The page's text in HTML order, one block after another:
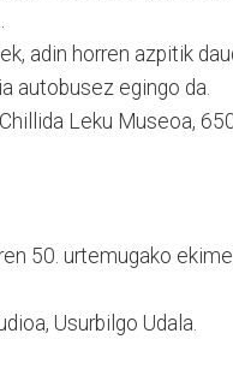
adin horren azpitik
autobusez egingo da.
Leku Museoa,
50. urtemugako
Usurbilgo Udala.